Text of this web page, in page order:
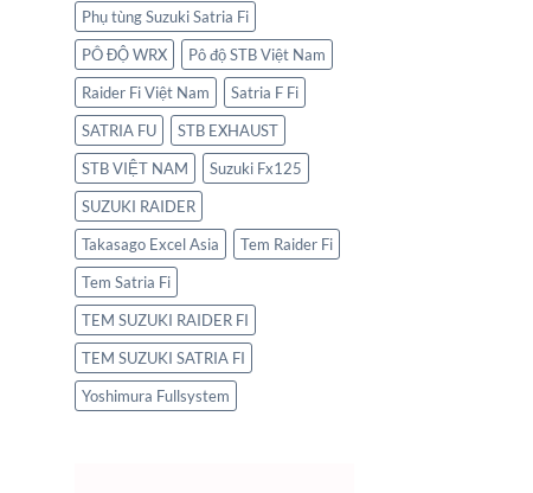
Phụ tùng Suzuki Satria Fi
PÔ ĐỘ WRX
Pô độ STB Việt Nam
Raider Fi Việt Nam
Satria F Fi
SATRIA FU
STB EXHAUST
STB VIỆT NAM
Suzuki Fx125
SUZUKI RAIDER
Takasago Excel Asia
Tem Raider Fi
Tem Satria Fi
TEM SUZUKI RAIDER FI
TEM SUZUKI SATRIA FI
Yoshimura Fullsystem